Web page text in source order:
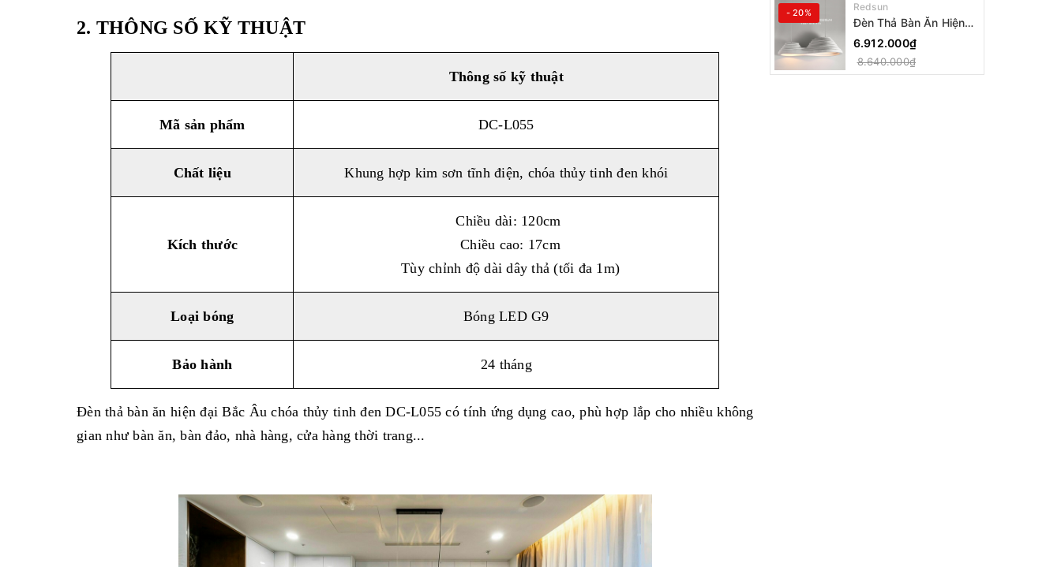
2. THÔNG SỐ KỸ THUẬT
Thông số kỹ thuật
Mã sản phẩm DC-L055
Chất liệu Khung hợp kim sơn tĩnh điện, chóa thủy tinh đen khói
Kích thước
Chiều dài: 120cm
Chiều cao: 17cm
Tùy chỉnh độ dài dây thả (tối đa 1m)
Loại bóng Bóng LED G9
Bảo hành 24 tháng
Đèn thả bàn ăn hiện đại Bắc Âu chóa thủy tinh đen DC-L055 có tính ứng dụng cao, phù hợp lắp cho nhiều không
gian như bàn ăn, bàn đảo, nhà hàng, cửa hàng thời trang...
- 20% Redsun
Đèn Thả Bàn Ăn Hiện
Đại Bậc Thang Đôi
Phong Cách Nhật Bản
Wabi-sabi DC-T078A
6.912.000₫
8.640.000₫